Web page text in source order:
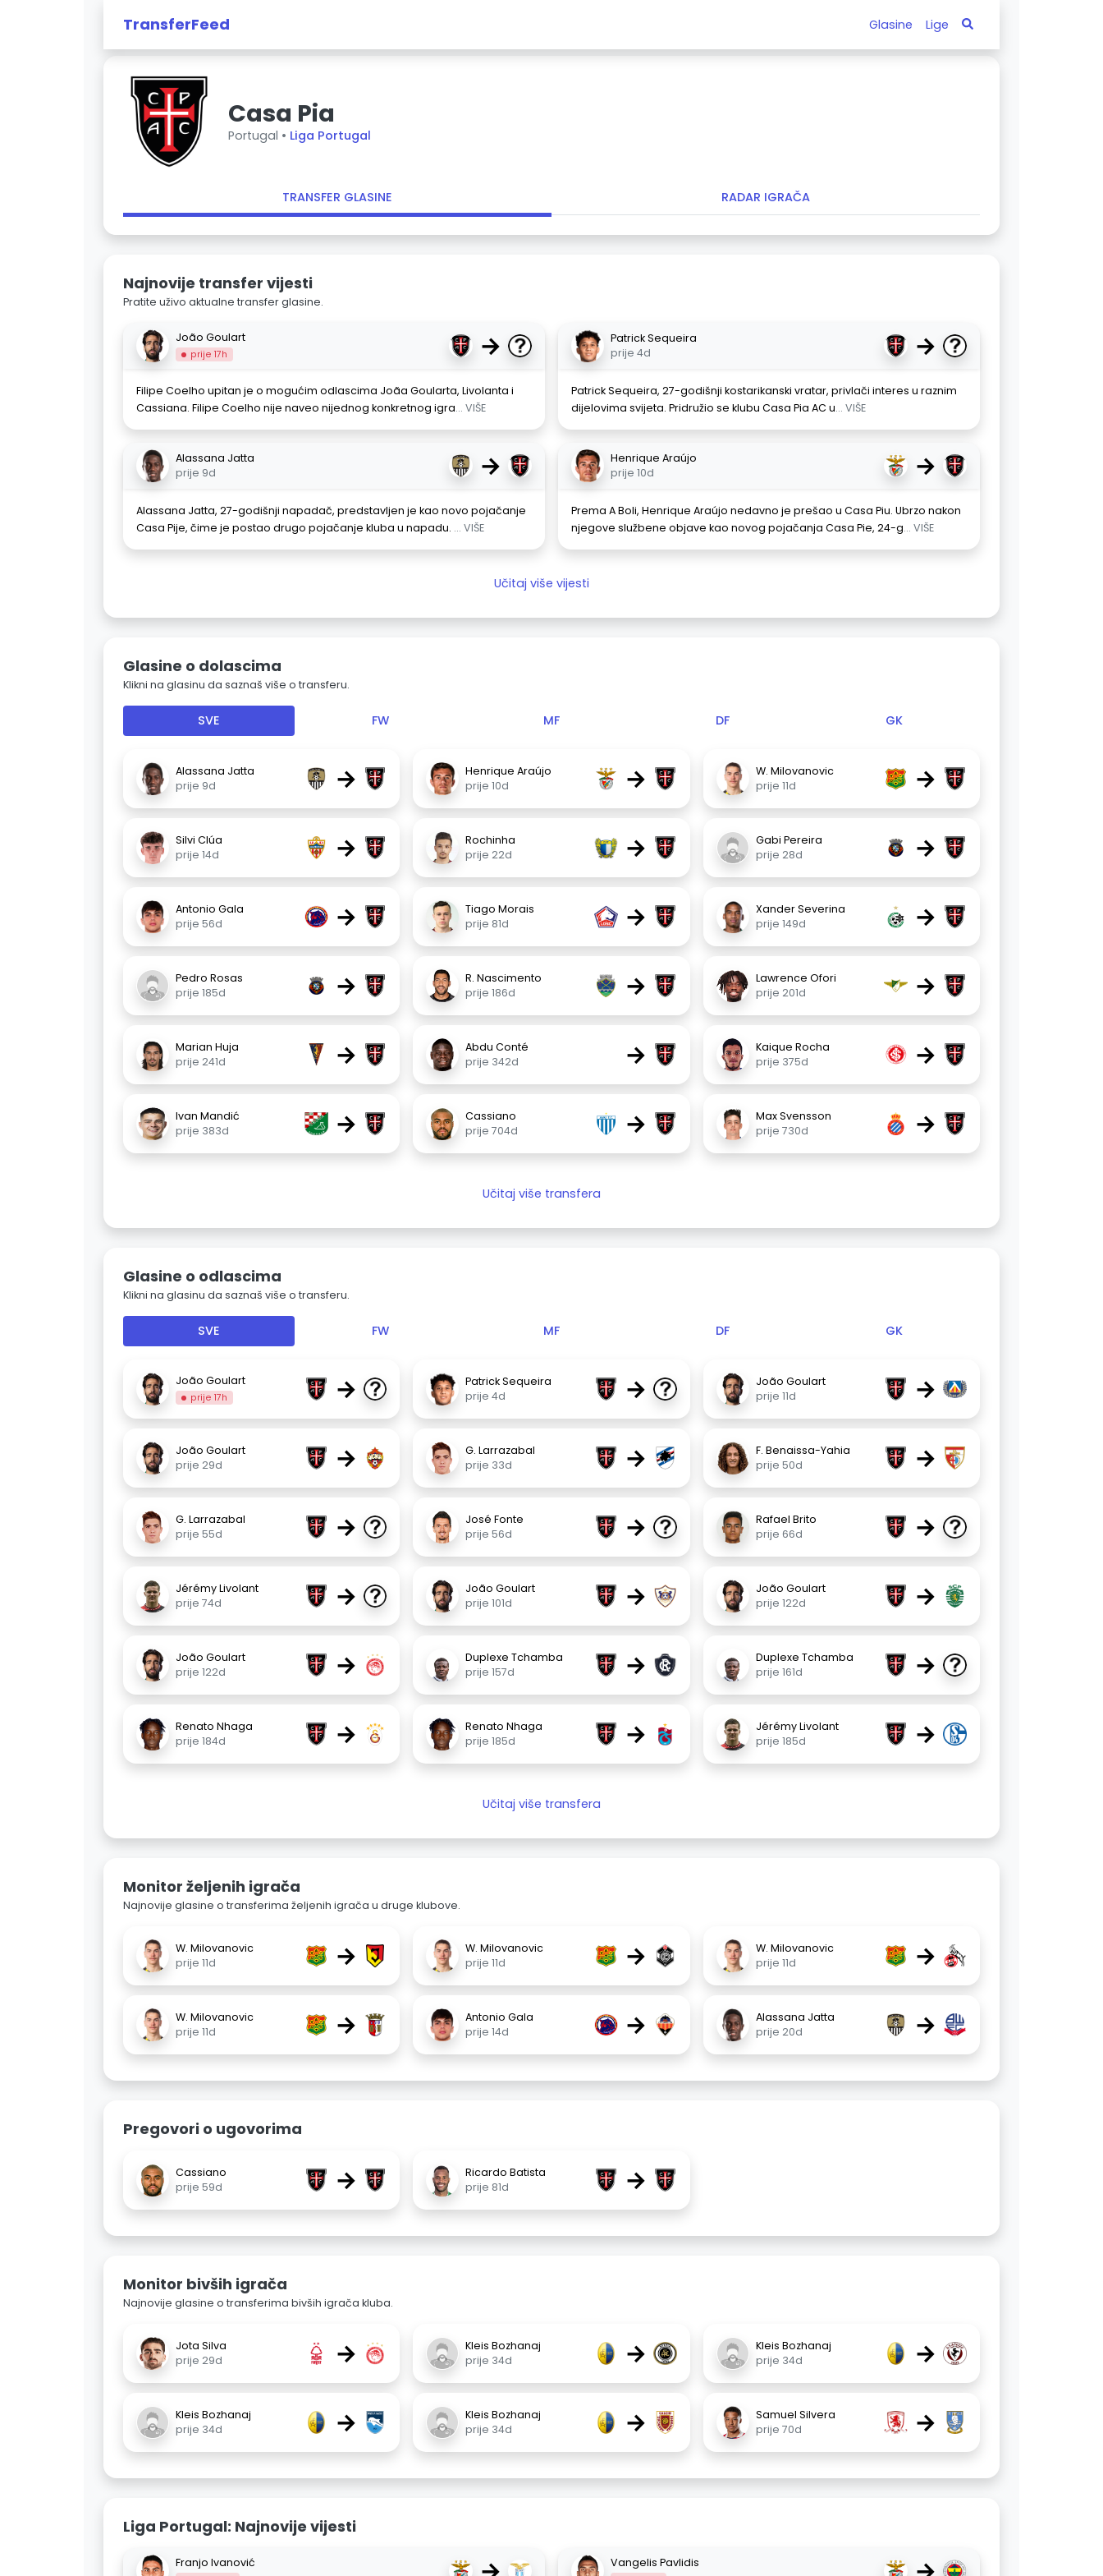
TransferFeed Glasine Lige
Casa Pia
Portugal • Liga Portugal
TRANSFER GLASINE RADAR IGRAČA
Najnovije transfer vijesti
Pratite uživo aktualne transfer glasine.
João Goulart
prije 17h →
Filipe Coelho upitan je o mogućim odlascima Joãa Goularta, Livolanta i
Cassiana. Filipe Coelho nije naveo nijednog konkretnog igra... VIŠE
Patrick Sequeira
prije 4d
→
Patrick Sequeira, 27-godišnji kostarikanski vratar, privlači interes u raznim
dijelovima svijeta. Pridružio se klubu Casa Pia AC u... VIŠE
Alassana Jatta
prije 9d
→
Alassana Jatta, 27-godišnji napadač, predstavljen je kao novo pojačanje
Casa Pije, čime je postao drugo pojačanje kluba u napadu. ... VIŠE
Henrique Araújo
prije 10d
→
Prema A Boli, Henrique Araújo nedavno je prešao u Casa Piu. Ubrzo nakon
njegove službene objave kao novog pojačanja Casa Pie, 24-g... VIŠE
Učitaj više vijesti
Glasine o dolascima
Klikni na glasinu da saznaš više o transferu.
SVE FW MF DF GK
Alassana Jatta
prije 9d
→
Henrique Araújo
prije 10d
→
W. Milovanovic
prije 11d
→
Silvi Clúa
prije 14d
→
Rochinha
prije 22d
→
Gabi Pereira
prije 28d
→
Antonio Gala
prije 56d
→
Tiago Morais
prije 81d
→
Xander Severina
prije 149d
→
Pedro Rosas
prije 185d
→
R. Nascimento
prije 186d
→
Lawrence Ofori
prije 201d
→
Marian Huja
prije 241d
→
Abdu Conté
prije 342d
→
Kaique Rocha
prije 375d
→
Ivan Mandić
prije 383d
→
Cassiano
prije 704d
→
Max Svensson
prije 730d
→
Učitaj više transfera
Glasine o odlascima
Klikni na glasinu da saznaš više o transferu.
SVE FW MF DF GK
João Goulart
prije 17h →
Patrick Sequeira
prije 4d
→
João Goulart
prije 11d
→
João Goulart
prije 29d
→
G. Larrazabal
prije 33d
→
F. Benaissa-Yahia
prije 50d
→
G. Larrazabal
prije 55d
→
José Fonte
prije 56d
→
Rafael Brito
prije 66d
→
Jérémy Livolant
prije 74d
→
João Goulart
prije 101d
→
João Goulart
prije 122d
→
João Goulart
prije 122d
→
Duplexe Tchamba
prije 157d
→
Duplexe Tchamba
prije 161d
→
Renato Nhaga
prije 184d
→
Renato Nhaga
prije 185d
→
Jérémy Livolant
prije 185d
→
Učitaj više transfera
Monitor željenih igrača
Najnovije glasine o transferima željenih igrača u druge klubove.
W. Milovanovic
prije 11d
→
W. Milovanovic
prije 11d
→
W. Milovanovic
prije 11d
→
W. Milovanovic
prije 11d
→
Antonio Gala
prije 14d
→
Alassana Jatta
prije 20d
→
Pregovori o ugovorima
Cassiano
prije 59d
→
Ricardo Batista
prije 81d
→
Monitor bivših igrača
Najnovije glasine o transferima bivših igrača kluba.
Jota Silva
prije 29d
→
Kleis Bozhanaj
prije 34d
→
Kleis Bozhanaj
prije 34d
→
Kleis Bozhanaj
prije 34d
→
Kleis Bozhanaj
prije 34d
→
Samuel Silvera
prije 70d
→
Liga Portugal: Najnovije vijesti
Franjo Ivanović Vangelis Pavlidis